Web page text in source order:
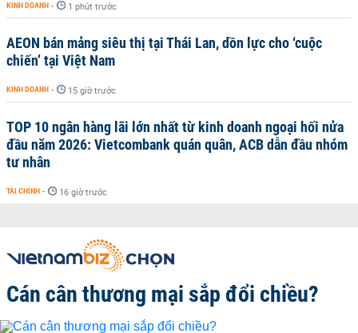
KINH DOANH - 1 phút trước
AEON bán mảng siêu thị tại Thái Lan, dồn lực cho ‘cuộc
chiến’ tại Việt Nam
KINH DOANH - 15 giờ trước
TOP 10 ngân hàng lãi lớn nhất từ kinh doanh ngoại hối nửa
đầu năm 2026: Vietcombank quán quân, ACB dẫn đầu nhóm
tư nhân
TÀI CHÍNH - 16 giờ trước
Cán cân thương mại sắp đổi chiều?